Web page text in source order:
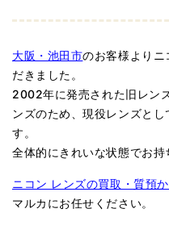
大阪・池田市のお客様よりニ
だきました。
2002年に発売された旧レン
ンズのため、現役レンズと
す。
全体的にきれいな状態でお持
ニコン レンズの買取・質預か
マルカにお任せください。